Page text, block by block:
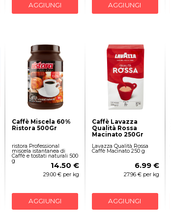
AGGIUNGI AGGIUNGI
Caffè Miscela 60%
Ristora 500Gr
ristora Professional
miscela istantanea di
Caffè e tostati naturali 500
g
14.50 €
29.00 € per kg
AGGIUNGI
Caffè Lavazza
Qualità Rossa
Macinato 250Gr
Lavazza Qualità Rossa
Caffè Macinato 250 g
6.99 €
27.96 € per kg
AGGIUNGI